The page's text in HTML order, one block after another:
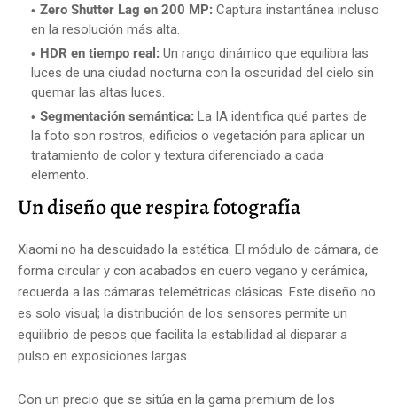
Zero Shutter Lag en 200 MP: Captura instantánea incluso
en la resolución más alta.
HDR en tiempo real: Un rango dinámico que equilibra las
luces de una ciudad nocturna con la oscuridad del cielo sin
quemar las altas luces.
Segmentación semántica: La IA identifica qué partes de
la foto son rostros, edificios o vegetación para aplicar un
tratamiento de color y textura diferenciado a cada
elemento.
Un diseño que respira fotografía
Xiaomi no ha descuidado la estética. El módulo de cámara, de
forma circular y con acabados en cuero vegano y cerámica,
recuerda a las cámaras telemétricas clásicas. Este diseño no
es solo visual; la distribución de los sensores permite un
equilibrio de pesos que facilita la estabilidad al disparar a
pulso en exposiciones largas.
Con un precio que se sitúa en la gama premium de los